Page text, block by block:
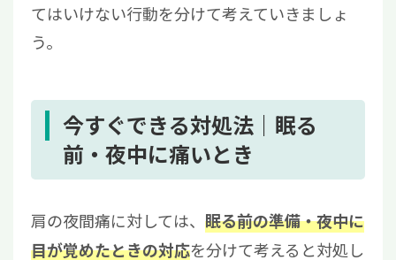
てはいけない行動を分けて考えていきましょ
う。
今すぐできる対処法｜眠る
前・夜中に痛いとき
肩の夜間痛に対しては、 眠る前の準備・夜中に
目が覚めたときの対応を分けて考えると対処し